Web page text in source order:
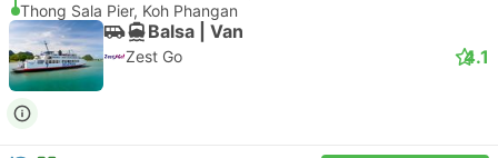
Thong Sala Pier, Koh Phangan
Balsa | Van
Zest Go 4.1